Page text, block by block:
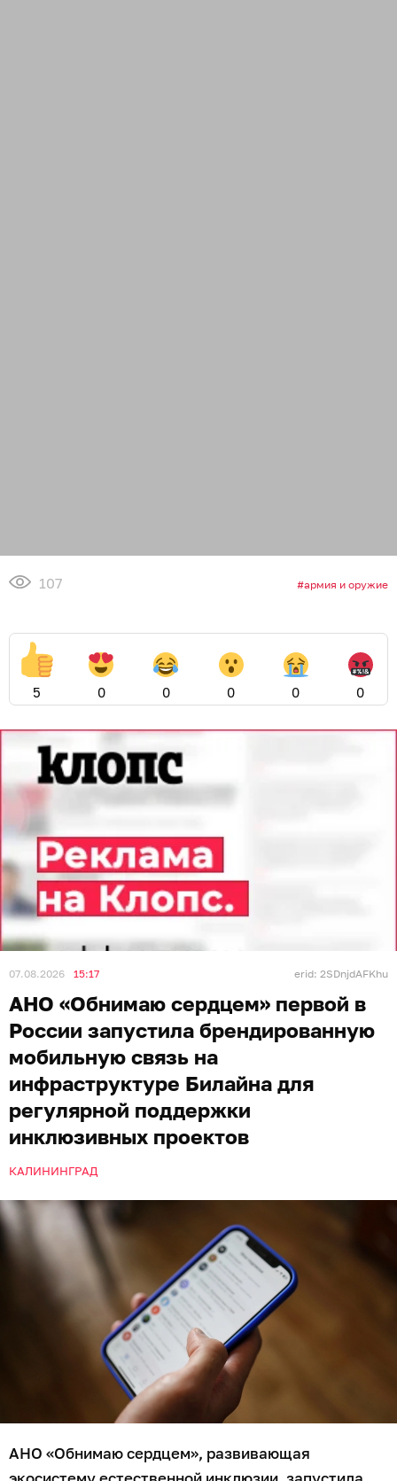
107 армия и оружие
5 0 0 0 0 0
07.08.2026 15:17 erid: 2SDnjdAFKhu
АНО «Обнимаю сердцем» первой в
России запустила брендированную
мобильную связь на
инфраструктуре Билайна для
регулярной поддержки
инклюзивных проектов
КАЛИНИНГРАД
АНО «Обнимаю сердцем», развивающая